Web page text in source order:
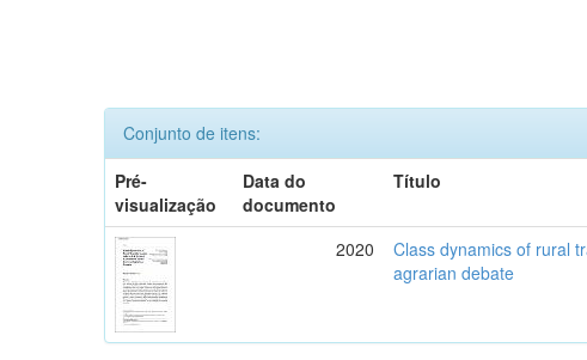
Conjunto de itens:
Pré-
visualização
Data do
documento
Título
2020
Class dynamics of rural
agrarian debate